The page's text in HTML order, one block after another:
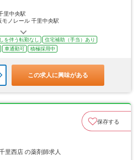
里中央駅
ノレール 千里中央駅
を伴う転勤なし
住宅補助（手当）あり
車通勤可 積極採用中
この求人に興味がある
保存する
里西店 の薬剤師求人